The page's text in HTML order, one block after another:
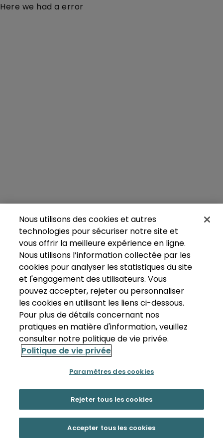
Here we had a error
Nous utilisons des cookies et autres
technologies pour sécuriser notre site et
vous offrir la meilleure expérience en ligne.
Nous utilisons l’information collectée par les
cookies pour analyser les statistiques du site
et l'engagement des utilisateurs. Vous
pouvez accepter, rejeter ou personnaliser
les cookies en utilisant les liens ci-dessous.
Pour plus de détails concernant nos
pratiques en matière d'information, veuillez
consulter notre politique de vie privée.
Politique de vie privée
Paramètres des cookies
Rejeter tous les cookies
Accepter tous les cookies